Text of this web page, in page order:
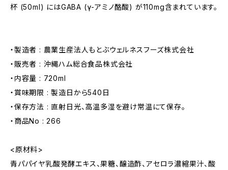
杯 (50ml) にはGABA (γ-アミノ酪酸) が110mg含まれています。
・製造者 : 農業生産法人もとぶウェルネスフーズ株式会社
・販売者 : 沖縄ハム総合食品株式会社
・内容量 : 720ml
・賞味期限 : 製造日から540日
・保存方法 : 直射日光、高温多湿を避け常温にて保存。
・商品No : 266
<原材料>
青パパイヤ乳酸発酵エキス、果糖、醸造酢、アセロラ濃縮果汁、酸